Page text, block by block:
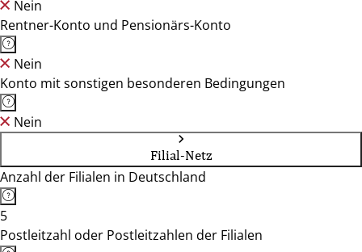
Nein
Rentner-Konto und Pensionärs-Konto
Nein
Konto mit sonstigen besonderen Bedingungen
Nein
Filial-Netz
Anzahl der Filialen in Deutschland
5
Postleitzahl oder Postleitzahlen der Filialen